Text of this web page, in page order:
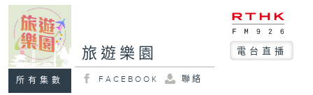
所有集數
旅遊樂園 電台直播
FACEBOOK 聯絡